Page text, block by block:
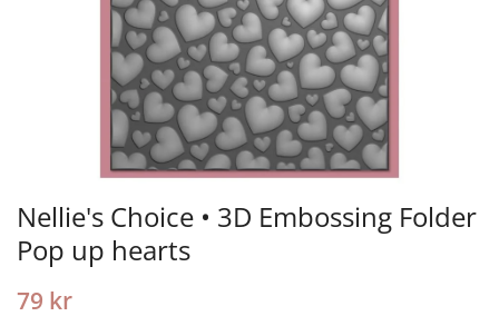
Nellie's Choice • 3D Embossing Folder
Pop up hearts
79 kr